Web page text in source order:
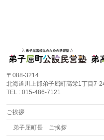
〒088-3214
北海道川上郡弟子屈町高栄1丁目7-
TEL : 015-486-7121
ご挨拶
弟子屈町長 ご挨拶